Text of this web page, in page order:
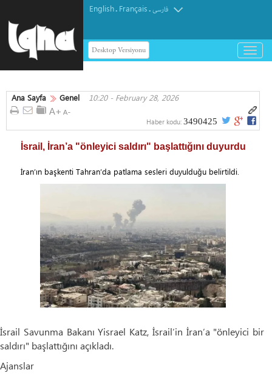
English. Français.فارسی
Desktop Versiyonu
باز
و
کردن
Ana Sayfa Genel 10:20 - February 28, 2026
Haber kodu: 3490425
İsrail, İran’a "önleyici saldırı" başlattığını duyurdu
İran’ın başkenti Tahran’da patlama sesleri duyulduğu belirtildi.
İsrail Savunma Bakanı Yisrael Katz, İsrail’in İran’a "önleyici bir
saldırı" başlattığını açıkladı.
Ajanslar